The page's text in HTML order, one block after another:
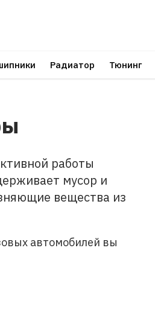
Радиатор Тюнинг
работы
мусор и
вещества из
автомобилей вы